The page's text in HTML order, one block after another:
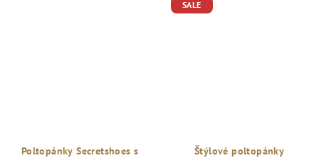
Poltopánky Secretshoes s
SALE
Štýlové poltopánky